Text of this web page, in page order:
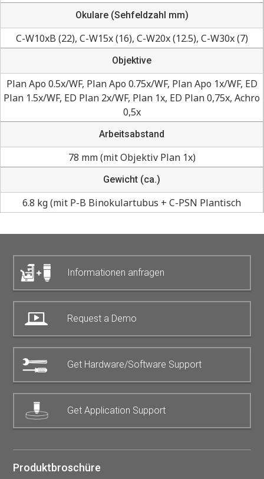
Okulare (Sehfeldzahl mm)
C-W10xB (22), C-W15x (16), C-W20x (12.5), C-W30x (7)
Objektive
Plan Apo 0.5x/WF, Plan Apo 0.75x/WF, Plan Apo 1x/WF, ED
Plan 1.5x/WF, ED Plan 2x/WF, Plan 1x, ED Plan 0,75x, Achro
0,5x
Arbeitsabstand
78 mm (mit Objektiv Plan 1x)
Gewicht (ca.)
6.8 kg (mit P-B Binokulartubus + C-PSN Plantisch
Informationen anfragen
Request a Demo
Get Hardware/Software Support
Get Application Support
Produktbroschüre